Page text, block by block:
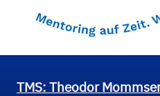
TMS: Theodor